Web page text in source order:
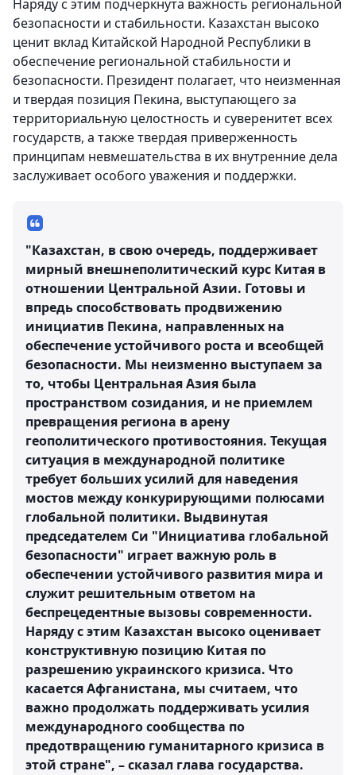
Наряду с этим подчеркнута важность региональной
безопасности и стабильности. Казахстан высоко
ценит вклад Китайской Народной Республики в
обеспечение региональной стабильности и
безопасности. Президент полагает, что неизменная
и твердая позиция Пекина, выступающего за
территориальную целостность и суверенитет всех
государств, а также твердая приверженность
принципам невмешательства в их внутренние дела
заслуживает особого уважения и поддержки.
"Казахстан, в свою очередь, поддерживает
мирный внешнеполитический курс Китая в
отношении Центральной Азии. Готовы и
впредь способствовать продвижению
инициатив Пекина, направленных на
обеспечение устойчивого роста и всеобщей
безопасности. Мы неизменно выступаем за
то, чтобы Центральная Азия была
пространством созидания, и не приемлем
превращения региона в арену
геополитического противостояния. Текущая
ситуация в международной политике
требует больших усилий для наведения
мостов между конкурирующими полюсами
глобальной политики. Выдвинутая
председателем Си "Инициатива глобальной
безопасности" играет важную роль в
обеспечении устойчивого развития мира и
служит решительным ответом на
беспрецедентные вызовы современности.
Наряду с этим Казахстан высоко оценивает
конструктивную позицию Китая по
разрешению украинского кризиса. Что
касается Афганистана, мы считаем, что
важно продолжать поддерживать усилия
международного сообщества по
предотвращению гуманитарного кризиса в
этой стране", – сказал глава государства.